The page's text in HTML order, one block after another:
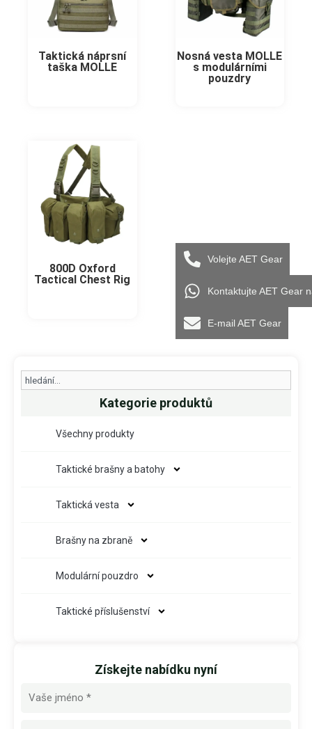
Search
Kategorie produktů
Všechny produkty
Taktické brašny a batohy
Taktická vesta
Brašny na zbraně
Modulární pouzdro
Taktické příslušenství
Získejte nabídku nyní
Název
Taktická náprsní
taška MOLLE
Nosná vesta MOLLE
s modulárními
pouzdry
800D Oxford
Tactical Chest Rig
Volejte AET Gear
Kontaktujte AET Gear
E-mail AET Gear